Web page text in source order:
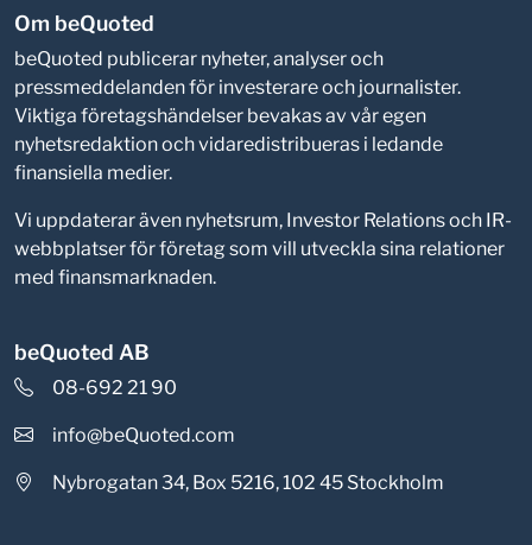
Om beQuoted
beQuoted publicerar nyheter, analyser och
pressmeddelanden för investerare och journalister.
Viktiga företagshändelser bevakas av vår egen
nyhetsredaktion och vidaredistribueras i ledande
finansiella medier.
Vi uppdaterar även nyhetsrum, Investor Relations och IR-
webbplatser för företag som vill utveckla sina relationer
med finansmarknaden.
beQuoted AB
08-692 21 90
info@beQuoted.com
Nybrogatan 34, Box 5216, 102 45 Stockholm